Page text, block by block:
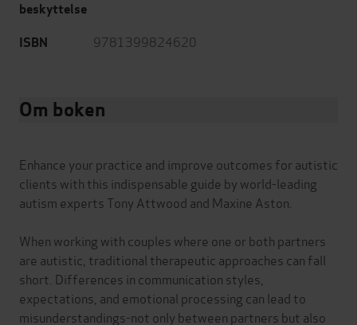
beskyttelse
ISBN 9781399824620
Om boken
Enhance your practice and improve outcomes for autistic
clients with this indispensable guide by world-leading
autism experts Tony Attwood and Maxine Aston.
When working with couples where one or both partners
are autistic, traditional therapeutic approaches can fall
short. Differences in communication styles,
expectations, and emotional processing can lead to
misunderstandings-not only between partners but also